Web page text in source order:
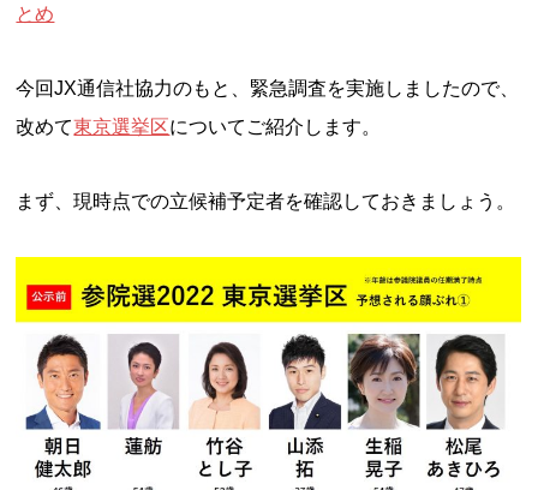
とめ
今回JX通信社協力のもと、緊急調査を実施しましたので、
改めて東京選挙区についてご紹介します。
まず、現時点での立候補予定者を確認しておきましょう。